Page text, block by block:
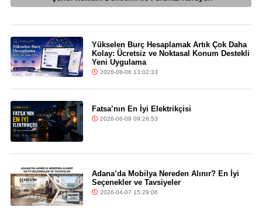
Yükselen Burç Hesaplamak Artık Çok Daha
Kolay: Ücretsiz ve Noktasal Konum Destekli
Yeni Uygulama
2026-08-06 13:02:33
Fatsa’nın En İyi Elektrikçisi
2026-06-09 09:26:53
Adana’da Mobilya Nereden Alınır? En İyi
Seçenekler ve Tavsiyeler
2026-04-07 15:29:06